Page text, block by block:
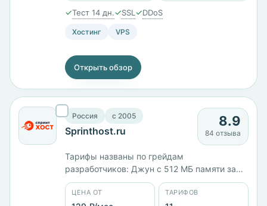
✓Тест 14 дн.✓SSL ✓DDoS
Хостинг VPS
Открыть обзор
Россия c 2005
Sprinthost.ru
8.9
84 отзыва
Тарифы названы по грейдам
разработчиков: Джун с 512 МБ памяти за
130 ₽/мес, Мидл с 2 ГБ — за 790 ₽/мес. В
каталоге 11 тарифов, самый дешёвый стоит
ЦЕНА ОТ ТАРИФОВ